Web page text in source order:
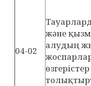
04-02
және
алудың